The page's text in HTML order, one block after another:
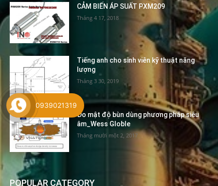
CẢM BIẾN ÁP SUẤT PXM209
Tháng 4 17, 2018
Tiếng anh cho sinh viên kỹ thuật năng
lượng
Tháng 3 30, 2019
Đo mật độ bùn dùng phương pháp siêu
âm_Wess Globle
Tháng mười một 2, 2017
POPULAR CATEGORY
0939021319